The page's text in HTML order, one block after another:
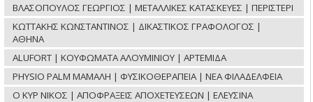
ΒΛΑΣΟΠΟΥΛΟΣ ΓΕΩΡΓΙΟΣ | ΜΕΤΑΛΛΙΚΕΣ ΚΑΤΑΣΚΕΥΕΣ | ΠΕΡΙΣΤΕΡΙ
ΚΩΤΤΑΚΗΣ ΚΩΝΣΤΑΝΤΙΝΟΣ | ΔΙΚΑΣΤΙΚΟΣ ΓΡΑΦΟΛΟΓΟΣ |
ΑΘΗΝΑ
ALUFORT | ΚΟΥΦΩΜΑΤΑ ΑΛΟΥΜΙΝΙΟΥ | ΑΡΤΕΜΙΔΑ
PHYSIO PALM ΜΑΜΑΛΗ | ΦΥΣΙΚΟΘΕΡΑΠΕΙΑ | ΝΕΑ ΦΙΛΑΔΕΛΦΕΙΑ
Ο ΚΥΡ ΝΙΚΟΣ | ΑΠΟΦΡΑΞΕΙΣ ΑΠΟΧΕΤΕΥΣΕΩΝ | ΕΛΕΥΣΙΝΑ